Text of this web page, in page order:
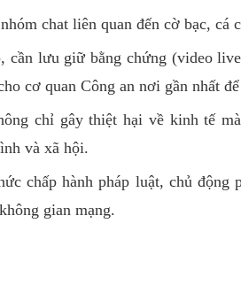
chat liên quan đến cờ bạc, cá
cần lưu giữ bằng chứng (video
cơ quan Công an nơi gần nhất
chỉ gây thiệt hại về kinh tế
và xã hội.
chấp hành pháp luật, chủ động
gian mạng.